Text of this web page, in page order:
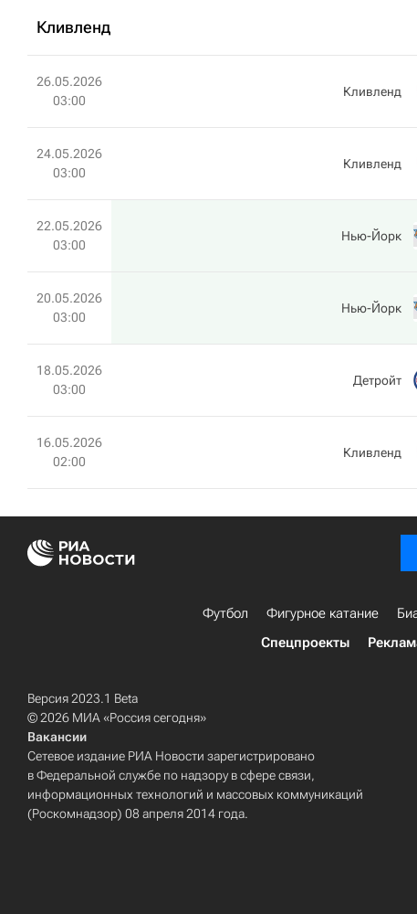
Кливленд
26.05.2026
03:00
Кливленд
24.05.2026
03:00
Кливленд
22.05.2026
03:00
Нью-Йорк
20.05.2026
03:00
Нью-Йорк
18.05.2026
03:00
Детройт
16.05.2026
02:00
Кливленд
Футбол Фигурное катание
Спецпроекты
Версия 2023.1 Beta
© 2026 МИА «Россия сегодня»
Вакансии
Сетевое издание РИА Новости зарегистрировано
в Федеральной службе по надзору в сфере связи,
информационных технологий и массовых коммуникаций
(Роскомнадзор) 08 апреля 2014 года.